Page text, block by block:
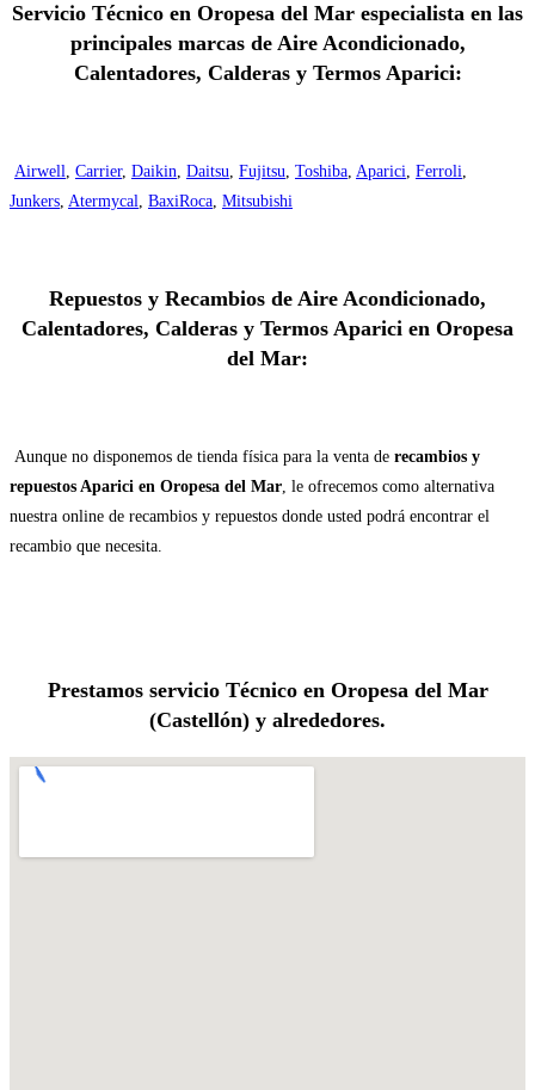
Servicio Técnico en Oropesa del Mar especialista en las
principales marcas de Aire Acondicionado,
Calentadores, Calderas y Termos Aparici:
Airwell, Carrier, Daikin, Daitsu, Fujitsu, Toshiba, Aparici, Ferroli,
Junkers, Atermycal, BaxiRoca, Mitsubishi
Repuestos y Recambios de Aire Acondicionado,
Calentadores, Calderas y Termos Aparici en Oropesa
del Mar:
Aunque no disponemos de tienda física para la venta de recambios y
repuestos Aparici en Oropesa del Mar, le ofrecemos como alternativa
nuestra online de recambios y repuestos donde usted podrá encontrar el
recambio que necesita.
Prestamos servicio Técnico en Oropesa del Mar
(Castellón) y alrededores.